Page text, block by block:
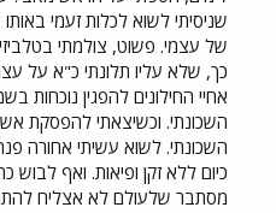
שניסיתי לשוא לכלות זעמי
של עצמי. פשוט, צולמתי
כך, שלא עליו תלונתי כ"א על
אחיי החילונים להפגין
השכונתי. וכשיצאתי להפסקת
השכונתי. לשוא עשיתי אחורה
כיום ללא זקן ופיאות. ואף לבוש
מסתבר שלעולם לא אצליח